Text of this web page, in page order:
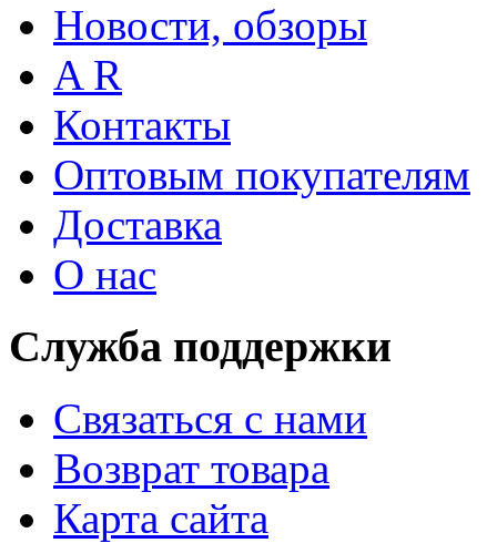
Новости, обзоры
A R
Контакты
Оптовым покупателям
Доставка
О нас
Служба поддержки
Связаться с нами
Возврат товара
Карта сайта